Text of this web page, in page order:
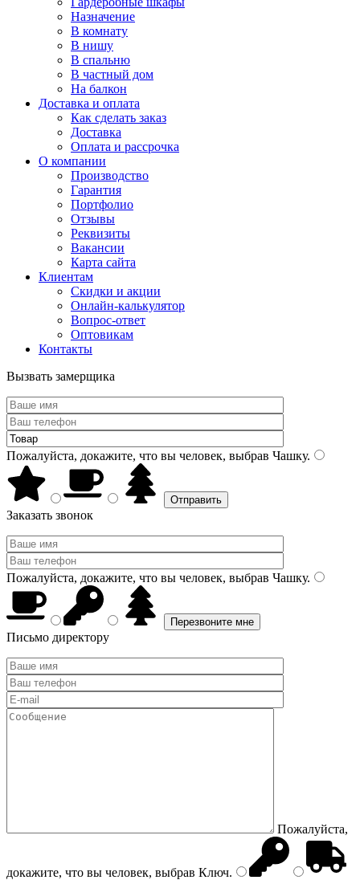
Назначение
В комнату
В нишу
В спальню
В частный дом
На балкон
Доставка и оплата
Как сделать заказ
Доставка
Оплата и рассрочка
О компании
Производство
Гарантия
Портфолио
Отзывы
Реквизиты
Вакансии
Карта сайта
Клиентам
Скидки и акции
Онлайн-калькулятор
Вопрос-ответ
Оптовикам
Контакты
Вызвать замерщика
Пожалуйста, докажите, что вы человек, выбрав Чашку.
Заказать звонок
Пожалуйста, докажите, что вы человек, выбрав Чашку.
Письмо директору
Пожалуйста,
докажите, что вы человек, выбрав Ключ.